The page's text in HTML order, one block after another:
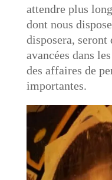
attendre plus
dont nous
disposera,
avancées dans
des affaires de
importantes.